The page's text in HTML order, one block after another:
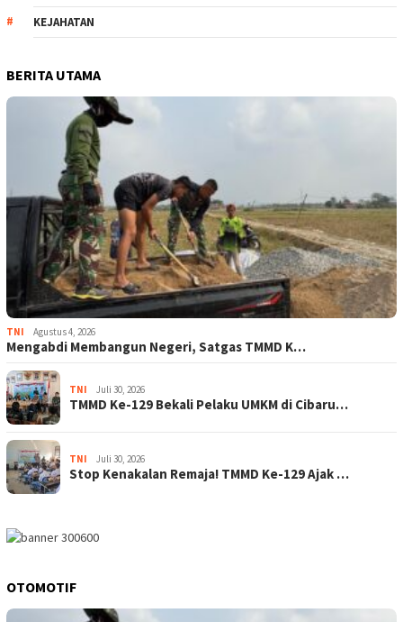
KEJAHATAN
BERITA UTAMA
TNI Agustus 4, 2026
Mengabdi Membangun Negeri, Satgas TMMD K…
TNI Juli 30, 2026
TMMD Ke-129 Bekali Pelaku UMKM di Cibaru…
TNI Juli 30, 2026
Stop Kenakalan Remaja! TMMD Ke-129 Ajak …
OTOMOTIF